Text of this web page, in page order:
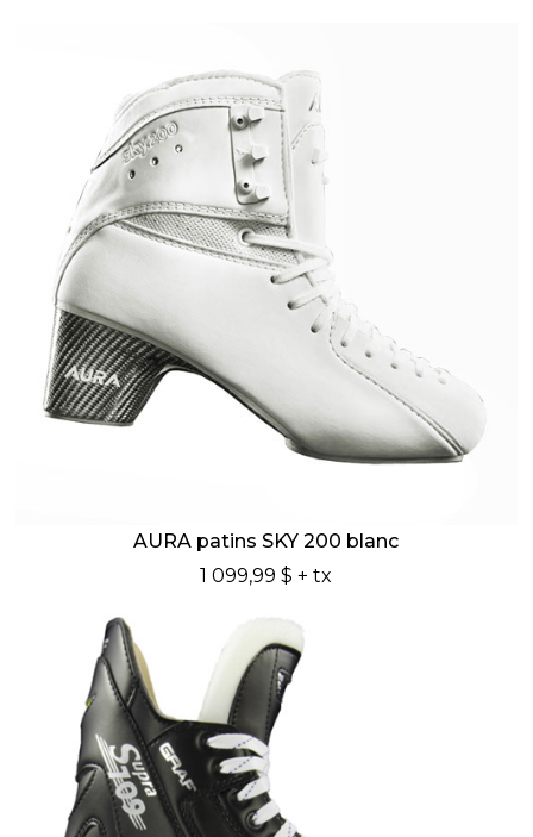
AURA patins SKY 200 blanc
1 099,99 $ + tx